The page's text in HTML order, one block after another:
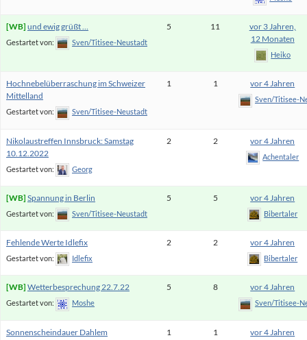
und ewig grüßt …
Gestartet von: Sven/Titisee-Neustadt
5 11
vor 3 Jahren,
12 Monaten
Heiko
Hochnebelüberraschung im Schweizer
Mittelland
Gestartet von: Sven/Titisee-Neustadt
1 1 vor 4 Jahren
Sven/Titisee-
Nikolaustreffen Innsbruck: Samstag
10.12.2022
Gestartet von: Georg
2 2 vor 4 Jahren
Achentaler
Spannung in Berlin
Gestartet von: Sven/Titisee-Neustadt
5 5 vor 4 Jahren
Bibertaler
Fehlende Werte Idlefix
Gestartet von: Idlefix
2 2 vor 4 Jahren
Bibertaler
Wetterbesprechung 22.7.22
Gestartet von: Moshe
5 8 vor 4 Jahren
Sven/Titisee-
Sonnenscheindauer Dahlem 1 1 vor 4 Jahren